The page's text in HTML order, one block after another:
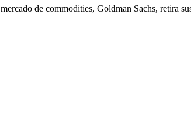
de commodities, Goldman Sachs, retira